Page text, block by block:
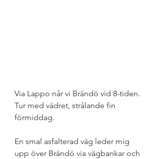
Via Lappo når vi Brändö vid 8-tiden.
Tur med vädret, strålande fin
förmiddag.
En smal asfalterad väg leder mig
upp över Brändö via vägbankar och